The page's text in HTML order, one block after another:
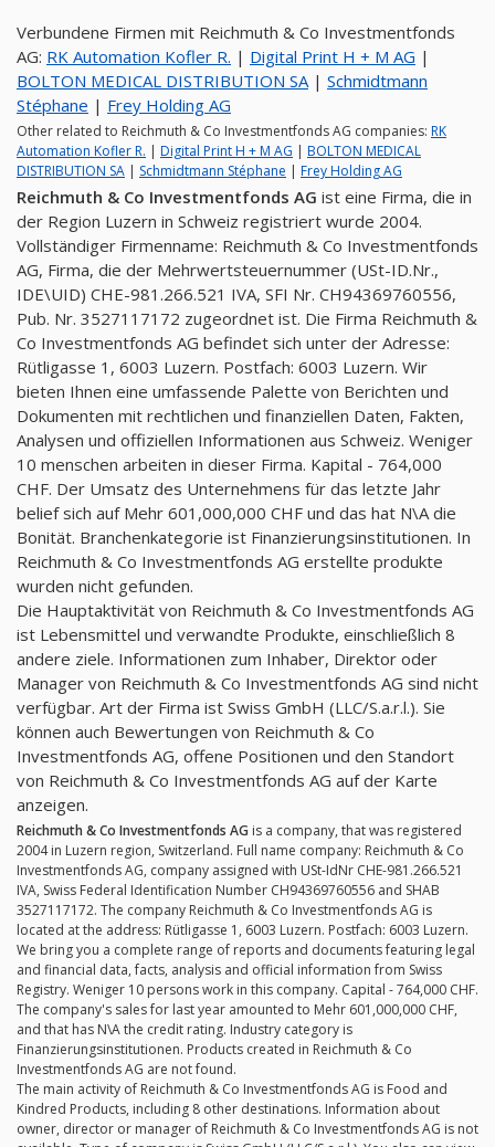
Verbundene Firmen mit Reichmuth & Co Investmentfonds
AG: RK Automation Kofler R. | Digital Print H + M AG |
BOLTON MEDICAL DISTRIBUTION SA | Schmidtmann
Stéphane | Frey Holding AG
Other related to Reichmuth & Co Investmentfonds AG companies: RK
Automation Kofler R. | Digital Print H + M AG | BOLTON MEDICAL
DISTRIBUTION SA | Schmidtmann Stéphane | Frey Holding AG
Reichmuth & Co Investmentfonds AG ist eine Firma, die in
der Region Luzern in Schweiz registriert wurde 2004.
Vollständiger Firmenname: Reichmuth & Co Investmentfonds
AG, Firma, die der Mehrwertsteuernummer (USt-ID.Nr.,
IDE\UID) CHE-981.266.521 IVA, SFI Nr. CH94369760556,
Pub. Nr. 3527117172 zugeordnet ist. Die Firma Reichmuth &
Co Investmentfonds AG befindet sich unter der Adresse:
Rütligasse 1, 6003 Luzern. Postfach: 6003 Luzern. Wir
bieten Ihnen eine umfassende Palette von Berichten und
Dokumenten mit rechtlichen und finanziellen Daten, Fakten,
Analysen und offiziellen Informationen aus Schweiz. Weniger
10 menschen arbeiten in dieser Firma. Kapital - 764,000
CHF. Der Umsatz des Unternehmens für das letzte Jahr
belief sich auf Mehr 601,000,000 CHF und das hat N\A die
Bonität. Branchenkategorie ist Finanzierungsinstitutionen. In
Reichmuth & Co Investmentfonds AG erstellte produkte
wurden nicht gefunden.
Die Hauptaktivität von Reichmuth & Co Investmentfonds AG
ist Lebensmittel und verwandte Produkte, einschließlich 8
andere ziele. Informationen zum Inhaber, Direktor oder
Manager von Reichmuth & Co Investmentfonds AG sind nicht
verfügbar. Art der Firma ist Swiss GmbH (LLC/S.a.r.l.). Sie
können auch Bewertungen von Reichmuth & Co
Investmentfonds AG, offene Positionen und den Standort
von Reichmuth & Co Investmentfonds AG auf der Karte
anzeigen.
Reichmuth & Co Investmentfonds AG is a company, that was registered
2004 in Luzern region, Switzerland. Full name company: Reichmuth & Co
Investmentfonds AG, company assigned with USt-IdNr CHE-981.266.521
IVA, Swiss Federal Identification Number CH94369760556 and SHAB
3527117172. The company Reichmuth & Co Investmentfonds AG is
located at the address: Rütligasse 1, 6003 Luzern. Postfach: 6003 Luzern.
We bring you a complete range of reports and documents featuring legal
and financial data, facts, analysis and official information from Swiss
Registry. Weniger 10 persons work in this company. Capital - 764,000 CHF.
The company's sales for last year amounted to Mehr 601,000,000 CHF,
and that has N\A the credit rating. Industry category is
Finanzierungsinstitutionen. Products created in Reichmuth & Co
Investmentfonds AG are not found.
The main activity of Reichmuth & Co Investmentfonds AG is Food and
Kindred Products, including 8 other destinations. Information about
owner, director or manager of Reichmuth & Co Investmentfonds AG is not